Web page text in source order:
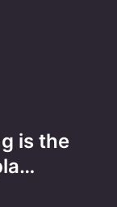
is the